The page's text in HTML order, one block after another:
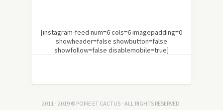
[instagram-feed num=6 cols=6 imagepadding=0
showheader=false showbutton=false
showfollow=false disablemobile=true]
2011 - 2019 © POIRE ET CACTUS - ALL RIGHTS RESERVED